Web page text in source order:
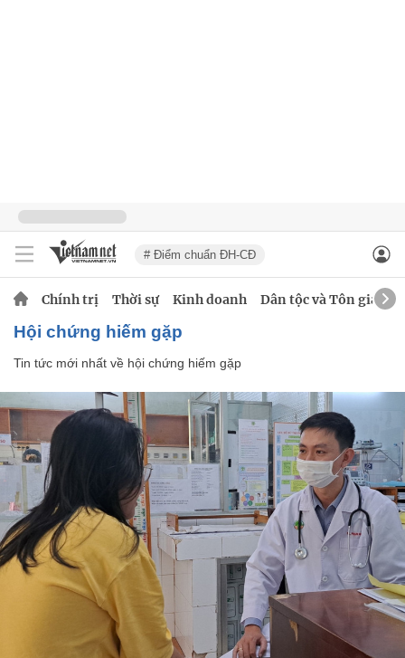
# Điểm chuẩn ĐH-CĐ
Chính trị Thời sự Kinh doanh Dân tộc và Tôn giáo
hội chứng hiếm gặp
Tin tức mới nhất về hội chứng hiếm gặp